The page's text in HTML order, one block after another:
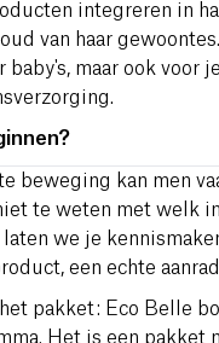
integreren in
van haar
baby's, maar ook voor
beweging kan men
te weten met welk
laten we je
een echte
pakket: Eco Belle
Het is een pakket